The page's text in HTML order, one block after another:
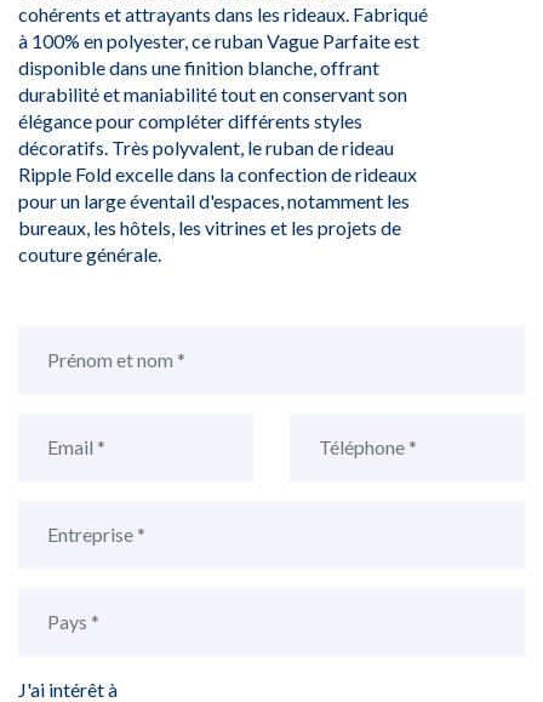
cohérents et attrayants dans les rideaux. Fabriqué
à 100% en polyester, ce ruban Vague Parfaite est
disponible dans une finition blanche, offrant
durabilité et maniabilité tout en conservant son
élégance pour compléter différents styles
décoratifs. Très polyvalent, le ruban de rideau
Ripple Fold excelle dans la confection de rideaux
pour un large éventail d'espaces, notamment les
bureaux, les hôtels, les vitrines et les projets de
couture générale.
J'ai intérêt à